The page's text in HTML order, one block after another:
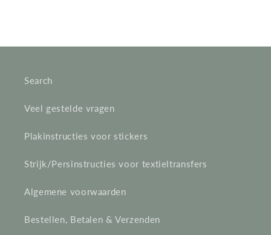
l
Search
Veel gestelde vragen
Plakinstructies voor stickers
Strijk/Persinstructies voor textieltransfers
Algemene voorwaarden
Bestellen, Betalen & Verzenden